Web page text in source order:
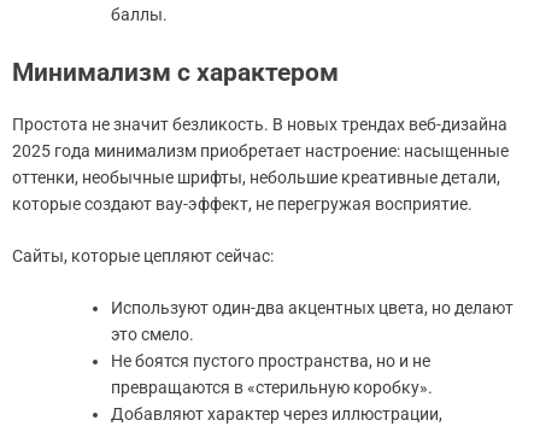
баллы.
Минимализм с характером
Простота не значит безликость. В новых трендах веб-дизайна
2025 года минимализм приобретает настроение: насыщенные
оттенки, необычные шрифты, небольшие креативные детали,
которые создают вау-эффект, не перегружая восприятие.
Сайты, которые цепляют сейчас:
Используют один-два акцентных цвета, но делают
это смело.
Не боятся пустого пространства, но и не
превращаются в «стерильную коробку».
Добавляют характер через иллюстрации,